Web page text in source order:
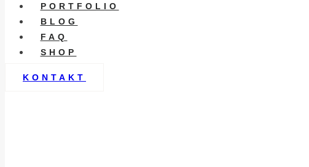
PORTFOLIO
BLOG
FAQ
SHOP
KONTAKT